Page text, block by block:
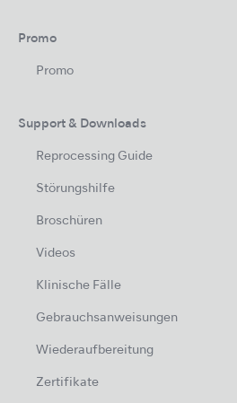
Promo
Promo
Support & Downloads
Reprocessing Guide
Störungshilfe
Broschüren
Videos
Klinische Fälle
Gebrauchsanweisungen
Wiederaufbereitung
Zertifikate